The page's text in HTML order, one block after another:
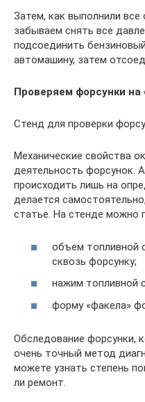
Затем, как выполнили
забываем снять все
подсоединить
автомашину, затем
Проверяем форсунки на
Стенд для проверки
Механические свойства
деятельность форсунок.
происходить лишь на
делается
статье. На стенде можно
объем топливной
сквозь форсунку;
нажим топливной
форму «факела»
Обследование форсунки,
очень точный метод
можете узнать степень
ли ремонт.